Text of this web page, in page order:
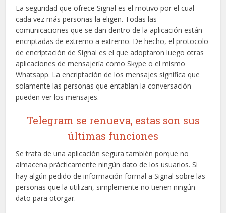
La seguridad que ofrece Signal es el motivo por el cual
cada vez más personas la eligen. Todas las
comunicaciones que se dan dentro de la aplicación están
encriptadas de extremo a extremo. De hecho, el protocolo
de encriptación de Signal es el que adoptaron luego otras
aplicaciones de mensajería como Skype o el mismo
Whatsapp. La encriptación de los mensajes significa que
solamente las personas que entablan la conversación
pueden ver los mensajes.
Telegram se renueva, estas son sus
últimas funciones
Se trata de una aplicación segura también porque no
almacena prácticamente ningún dato de los usuarios. Si
hay algún pedido de información formal a Signal sobre las
personas que la utilizan, simplemente no tienen ningún
dato para otorgar.